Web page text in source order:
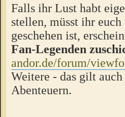
Falls ihr Lust habt
stellen, müsst ihr
geschehen ist,
Fan-Legenden
andor.de/forum/
Weitere - das gilt
Abenteuern.